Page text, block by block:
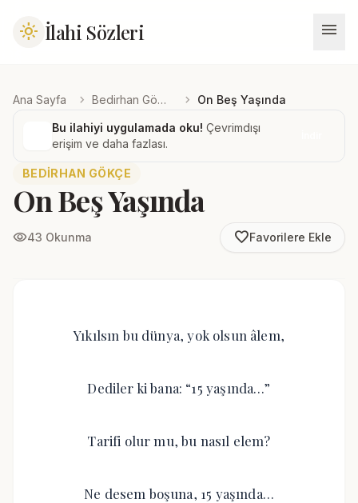
light_mode İlahi Sözleri menu
Ana Sayfa chevron_right Bedirhan Gökçe chevron_right On Beş Yaşında
Bu ilahiyi uygulamada oku! Çevrimdışı
erişim ve daha fazlası.
BEDIRHAN GÖKÇE
On Beş Yaşında
visibility43 Okunma favorite_borderFavorilere Ekle
Yıkılsın bu dünya, yok olsun âlem,
Dediler ki bana: “15 yaşında…”
Tarifi olur mu, bu nasıl elem?
Ne desem boşuna, 15 yaşında…